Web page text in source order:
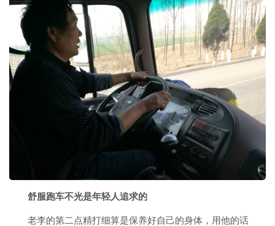
舒服跑车不光是年轻人追求的
老李的第二点精打细算是保养好自己的身体，用他的话